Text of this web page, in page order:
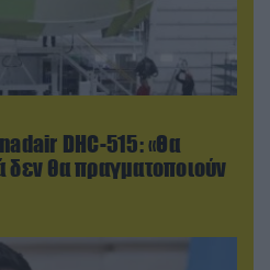
DHC-515: «Θα
δεν θα πραγματοποιούν